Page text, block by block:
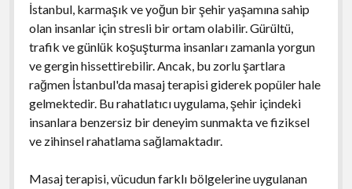
İstanbul, karmaşık ve yoğun bir şehir yaşamına sahip
olan insanlar için stresli bir ortam olabilir. Gürültü,
trafik ve günlük koşuşturma insanları zamanla yorgun
ve gergin hissettirebilir. Ancak, bu zorlu şartlara
rağmen İstanbul'da masaj terapisi giderek popüler hale
gelmektedir. Bu rahatlatıcı uygulama, şehir içindeki
insanlara benzersiz bir deneyim sunmakta ve fiziksel
ve zihinsel rahatlama sağlamaktadır.
Masaj terapisi, vücudun farklı bölgelerine uygulanan